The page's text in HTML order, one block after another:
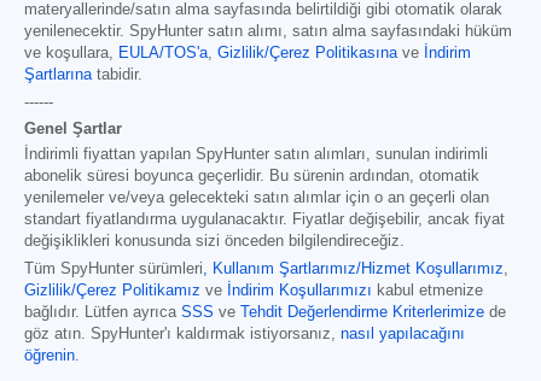
materyallerinde/satın alma sayfasında belirtildiği gibi otomatik olarak
yenilenecektir. SpyHunter satın alımı, satın alma sayfasındaki hüküm
ve koşullara, EULA/TOS'a, Gizlilik/Çerez Politikasınave İndirim
Şartlarınatabidir.
------
Genel Şartlar
İndirimli fiyattan yapılan SpyHunter satın alımları, sunulan indirimli
abonelik süresi boyunca geçerlidir. Bu sürenin ardından, otomatik
yenilemeler ve/veya gelecekteki satın alımlar için o an geçerli olan
standart fiyatlandırma uygulanacaktır. Fiyatlar değişebilir, ancak fiyat
değişiklikleri konusunda sizi önceden bilgilendireceğiz.
Tüm SpyHunter sürümleri, Kullanım Şartlarımız/Hizmet Koşullarımız,
Gizlilik/Çerez Politikamız ve İndirim Koşullarımızı kabul etmenize
bağlıdır. Lütfen ayrıca SSS ve Tehdit Değerlendirme Kriterlerimize de
göz atın. SpyHunter'ı kaldırmak istiyorsanız, nasıl yapılacağını
öğrenin.